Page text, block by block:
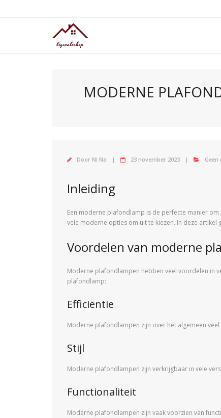
MODERNE
Door Ni Na 23 november 2023
Inleiding
Een moderne plafondlamp is de perfecte manier
vele moderne opties om uit te kiezen. In deze
Voordelen van moderne
Moderne plafondlampen hebben veel voordelen in
plafondlamp:
Efficiëntie
Moderne plafondlampen zijn over het algemeen
Stijl
Moderne plafondlampen zijn verkrijgbaar in vele
Functionaliteit
Moderne plafondlampen zijn vaak voorzien van